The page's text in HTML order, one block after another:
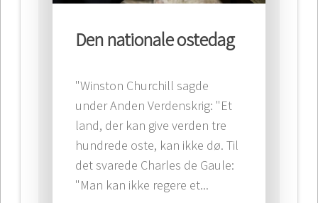
Den nationale ostedag
"Winston Churchill sagde
under Anden Verdenskrig: "Et
land, der kan give verden tre
hundrede oste, kan ikke dø. Til
det svarede Charles de Gaule:
"Man kan ikke regere et...